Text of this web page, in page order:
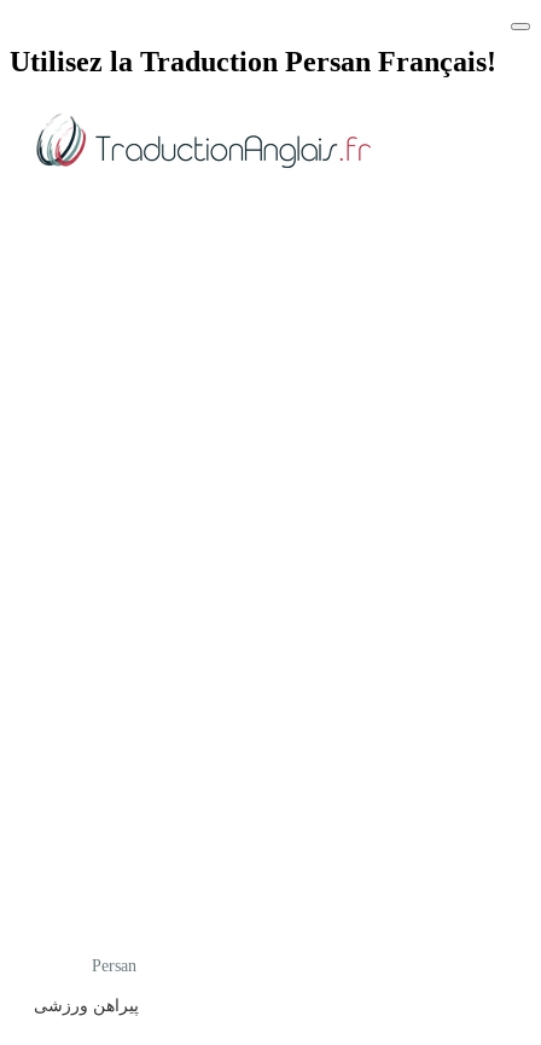
Utilisez la Traduction Persan Français!
Persan
پیراهن ورزشی